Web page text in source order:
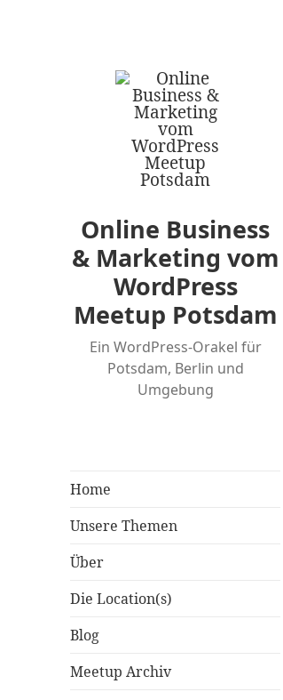
Online Business
& Marketing vom
WordPress
Meetup Potsdam
Ein WordPress-Orakel für
Potsdam, Berlin und
Umgebung
Home
Unsere Themen
Über
Die Location(s)
Blog
Meetup Archiv